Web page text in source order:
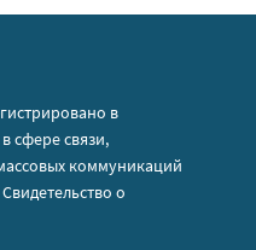
в
сфере связи,
коммуникаций
о